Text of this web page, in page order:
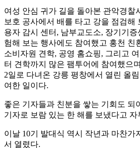
여성 안심 귀가 길을 돌아본 관악경찰
보호 공사에서 배를 타고 강을 점검해
용자 감시 센터, 남부교도소, 장기기증
험해 보는 행사에도 참여했고 홍천 친
소비자원 견학, 공영 홈쇼핑, 그리고
터 견학까지 많은 팸투어에 참여했으
2일로 다녀온 강릉 평창에서 열린 올
여한 일이다.
좋은 기자들과 친분을 쌓는 기회도 되
기자로 보람 있는 한 해를 보냈다고 자
이날 10기 발대식 역시 작년과 마찬가
서 열렸다.